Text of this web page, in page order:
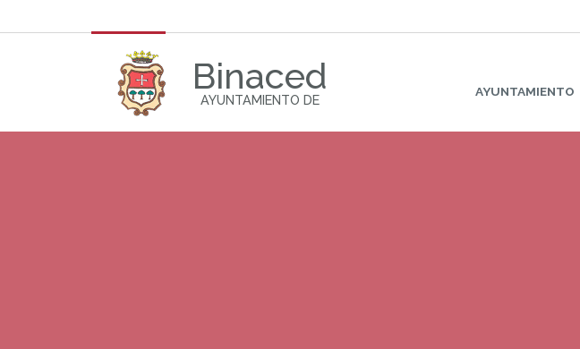
Binaced
AYUNTAMIENTO DE
AYUNTAMIENTO